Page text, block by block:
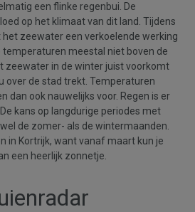
een flinke regenbui. De
op het klimaat van dit land. Tijdens
zeewater een verkoelende werking
temperaturen meestal niet boven de
zeewater in de winter juist voorkomt
over de stad trekt. Temperaturen
dan ook nauwelijks voor. Regen is er
kans op langdurige periodes met
de zomer- als de wintermaanden.
in Kortrijk, want vanaf maart kun je
een heerlijk zonnetje.